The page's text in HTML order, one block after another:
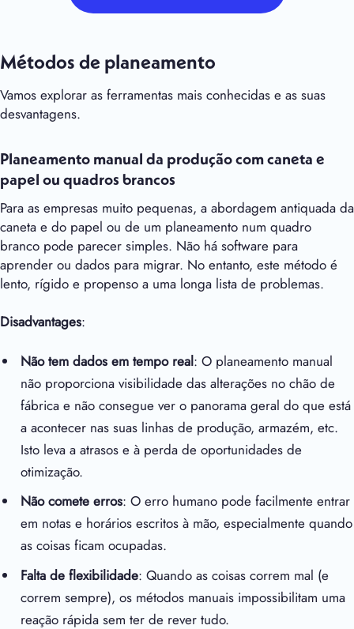
Métodos de planeamento
Vamos explorar as ferramentas mais conhecidas e as suas
desvantagens.
Planeamento manual da produção com caneta e
papel ou quadros brancos
Para as empresas muito pequenas, a abordagem antiquada da
caneta e do papel ou de um planeamento num quadro
branco pode parecer simples. Não há software para
aprender ou dados para migrar. No entanto, este método é
lento, rígido e propenso a uma longa lista de problemas.
Disadvantages:
Não tem dados em tempo real: O planeamento manual
não proporciona visibilidade das alterações no chão de
fábrica e não consegue ver o panorama geral do que está
a acontecer nas suas linhas de produção, armazém, etc.
Isto leva a atrasos e à perda de oportunidades de
otimização.
Não comete erros: O erro humano pode facilmente entrar
em notas e horários escritos à mão, especialmente quando
as coisas ficam ocupadas.
Falta de flexibilidade: Quando as coisas correm mal (e
correm sempre), os métodos manuais impossibilitam uma
reação rápida sem ter de rever tudo.